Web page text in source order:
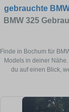
gebrauchte
BMW 325
Finde in Bochum für
Models in deiner
du auf einen Blick,